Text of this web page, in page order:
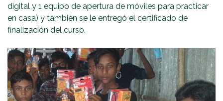
digital y 1 equipo de apertura de móviles para practicar
en casa) y también se le entregó el certificado de
finalización del curso.